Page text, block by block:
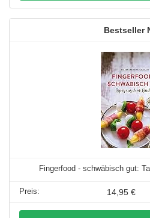
Fingerfood - schwäbisch gut:
14,95 €